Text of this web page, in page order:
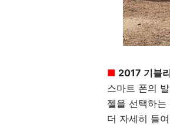
■ 2017 기블
스마트 폰의
젤을 선택하
더 자세히 들